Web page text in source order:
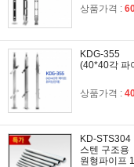
상품가격 :
KDG-355
(40*40각 파
상품가격 :
KD-STS304
스텐 구조용
원형파이프